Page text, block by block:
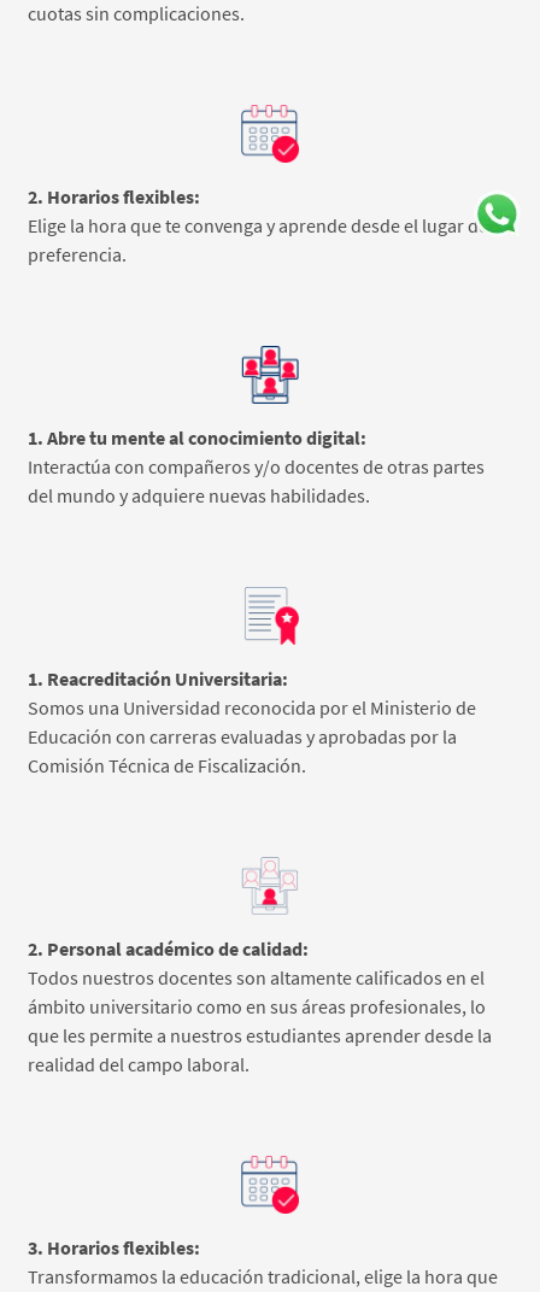
cuotas sin complicaciones.
2. Horarios flexibles:
Elige la hora que te convenga y aprende desde el lugar de tu
preferencia.
1. Abre tu mente al conocimiento digital:
Interactúa con compañeros y/o docentes de otras partes
del mundo y adquiere nuevas habilidades.
1. Reacreditación Universitaria:
Somos una Universidad reconocida por el Ministerio de
Educación con carreras evaluadas y aprobadas por la
Comisión Técnica de Fiscalización.
2. Personal académico de calidad:
Todos nuestros docentes son altamente calificados en el
ámbito universitario como en sus áreas profesionales, lo
que les permite a nuestros estudiantes aprender desde la
realidad del campo laboral.
3. Horarios flexibles:
Transformamos la educación tradicional, elige la hora que